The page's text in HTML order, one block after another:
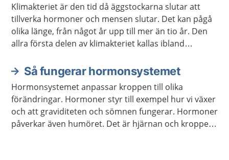
Klimakteriet är den tid då äggstockarna slutar att
tillverka hormoner och mensen slutar. Det kan pågå
olika länge, från något år upp till mer än tio år. Den
allra första delen av klimakteriet kallas ibland
Så fungerar hormonsystemet
Hormonsystemet anpassar kroppen till olika
förändringar. Hormoner styr till exempel hur vi växer
och att graviditeten och sömnen fungerar. Hormoner
påverkar även humöret. Det är hjärnan och kroppen